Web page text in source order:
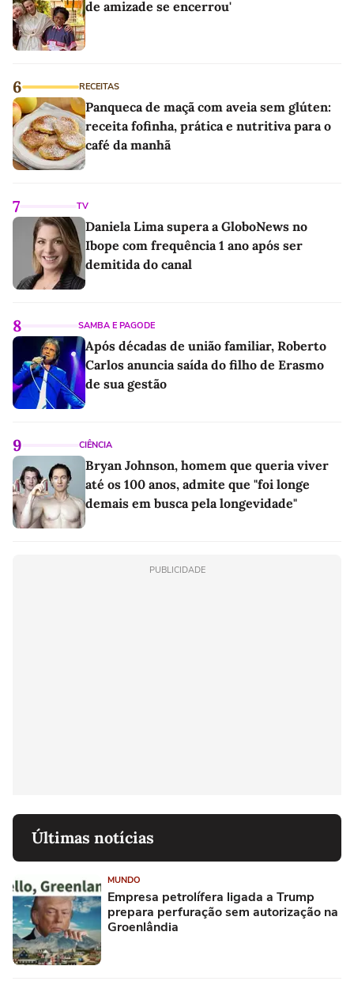
de amizade se encerrou'
6 RECEITAS
Panqueca de maçã com aveia sem glúten:
receita fofinha, prática e nutritiva para o
café da manhã
7 TV
Daniela Lima supera a GloboNews no
Ibope com frequência 1 ano após ser
demitida do canal
8 SAMBA E PAGODE
Após décadas de união familiar, Roberto
Carlos anuncia saída do filho de Erasmo
de sua gestão
9 CIÊNCIA
Bryan Johnson, homem que queria viver
até os 100 anos, admite que "foi longe
demais em busca pela longevidade"
PUBLICIDADE
Últimas notícias
MUNDO
Empresa petrolífera ligada a Trump
prepara perfuração sem autorização na
Groenlândia